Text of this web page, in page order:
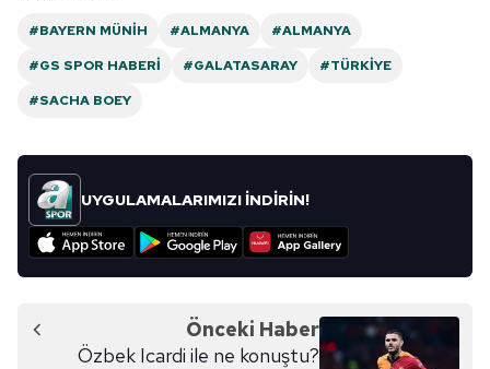
#BAYERN MÜNIH #ALMANYA
#ALMANYA
#GS SPOR HABERI
#GALATASARAY
#TÜRKIYE
#SACHA BOEY
UYGULAMALARIMIZI İNDİRİN!
Önceki Haber
Özbek Icardi ile ne konuştu?